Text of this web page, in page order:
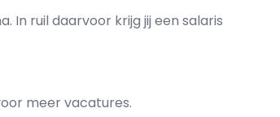
In ruil daarvoor krijg jij een salaris
meer vacatures.